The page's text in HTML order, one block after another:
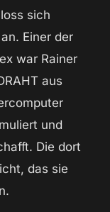
sich
Einer der
war Rainer
aus
und
Die dort
das sie